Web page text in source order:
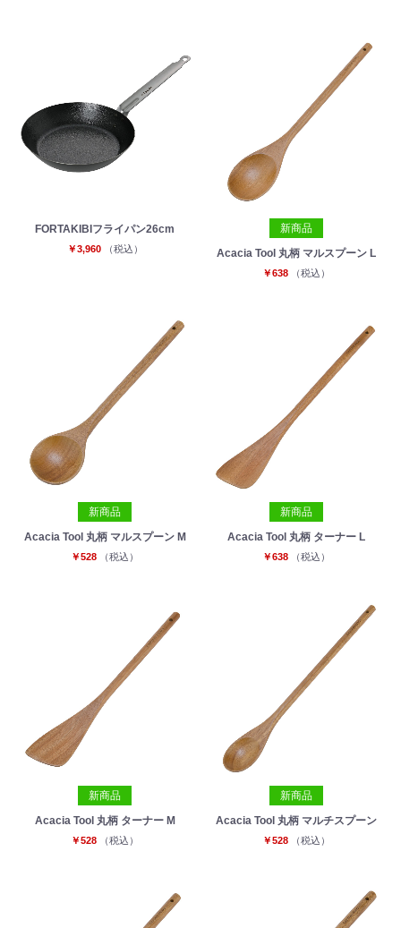
FORTAKIBIフライパン26cm
￥3,960 （税込）
新商品
Acacia Tool 丸柄 マルスプーン L
￥638 （税込）
新商品
Acacia Tool 丸柄 マルスプーン M
￥528 （税込）
新商品
Acacia Tool 丸柄 ターナー L
￥638 （税込）
新商品
Acacia Tool 丸柄 ターナー M
￥528 （税込）
新商品
Acacia Tool 丸柄 マルチスプーン
￥528 （税込）